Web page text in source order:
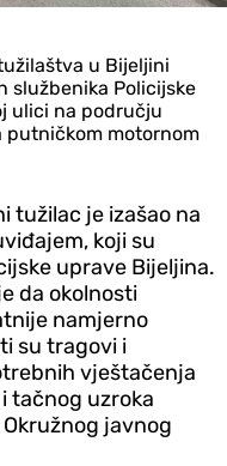
u Bijeljini
službenika Policijske
ulici na području
putničkom motornom
tužilac je izašao na
koji su
uprave Bijeljina.
da okolnosti
namjerno
su tragovi i
vještačenja
tačnog uzroka
javnog